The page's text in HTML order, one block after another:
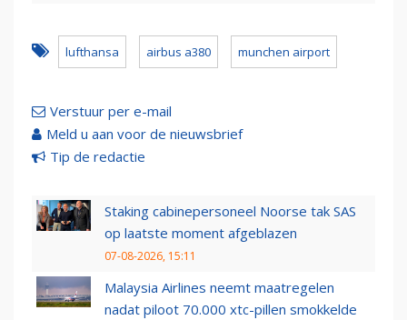
lufthansa airbus a380 munchen airport
Verstuur per e-mail
Meld u aan voor de nieuwsbrief
Tip de redactie
Staking cabinepersoneel Noorse tak SAS
op laatste moment afgeblazen
07-08-2026, 15:11
Malaysia Airlines neemt maatregelen
nadat piloot 70.000 xtc-pillen smokkelde